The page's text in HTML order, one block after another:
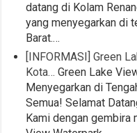
datang di Kolam
yang menyegarkan di
Barat.…
[INFORMASI] Green
Kota… Green Lake
Menyegarkan di
Semua! Selamat
Kami dengan gembira